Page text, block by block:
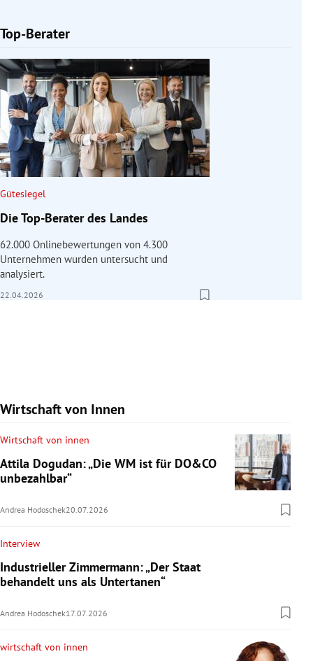
Top-Berater
Slide 1 von 1
Gütesiegel
Die Top-Berater des Landes
62.000 Onlinebewertungen von 4.300
Unternehmen wurden untersucht und
analysiert.
22.04.2026
Wirtschaft von Innen
Wirtschaft von innen
Attila Dogudan: „Die WM ist für DO&CO
unbezahlbar“
Andrea Hodoschek20.07.2026
Interview
Industrieller Zimmermann: „Der Staat
behandelt uns als Untertanen“
Andrea Hodoschek17.07.2026
wirtschaft von innen